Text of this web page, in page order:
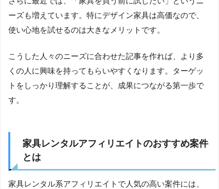
ーズも増えています。特にデザイン家具は高価なので、
使い心地を試せるのは大きなメリットです。
こうした人々のニーズに合わせた記事を作れば、より多
くの人に興味を持ってもらいやすくなります。ターゲッ
トをしっかり理解することが、成果につながる第一歩で
す。
家具レンタルアフィリエイトのおすすめ案件
とは
家具レンタル系アフィリエイトで人気の高い案件には、